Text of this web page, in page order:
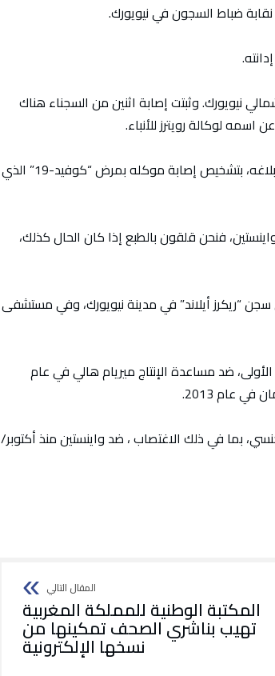
نقابة ضباط السجون في نيويورك.
نيويورك. وثبتت إصابة اثنين من السجناء هناك
لوكالة رويترز للأنباء.
وقال أحد محامي واينستين إن فريقه القانوني لم يتم إبلاغه، بتشخيص إصابة موكله بمرض “كوفيد-19” الذي
فنحن قلقون بالطبع إذا كان الحال كذلك،
“ريكرز أيلاند” في مدينة نيويورك، وفي مستشفى
ضد مساعدة الإنتاج ميريام هالي في عام
بما في ذلك الاغتصاب ، ضد واينستين منذ أكتوبر/
المكتبة الوطنية للمملكة المغربية
تهيب بناشري الصحف تمكينها من
نسخها الإلكترونية